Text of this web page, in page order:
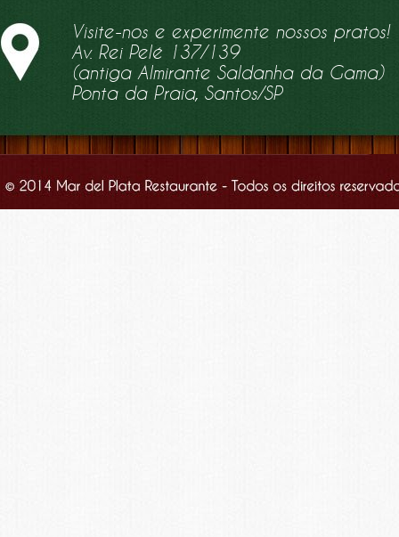
Visite-nos e experimente nossos pratos!
Av. Rei Pelé 137/139
(antiga Almirante Saldanha da Gama)
Ponta da Praia, Santos/SP